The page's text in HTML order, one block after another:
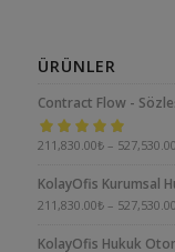
ÜRÜNLER
Contract Flow -
5 üzerinden
211,830.00₺ – 527,530.00
KolayOfis Kurumsal
211,830.00₺ – 527,530.00
KolayOfis Hukuk